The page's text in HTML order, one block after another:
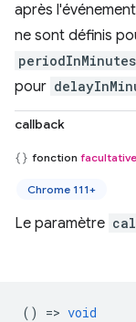
après
ne sont définis
periodInMinutes
pour
callback
fonction facultative
Chrome 111+
Le paramètre
() => void